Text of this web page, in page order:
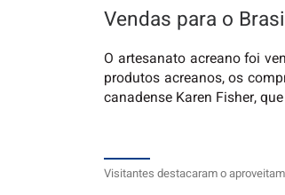
Vendas para o
O artesanato acreano foi
produtos acreanos, os
canadense Karen Fisher,
Visitantes destacaram o